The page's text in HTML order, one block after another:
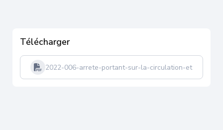
Télécharger
2022-006-arrete-portant-sur-la-circulation-et-